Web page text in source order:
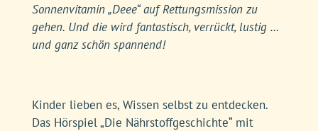
Sonnenvitamin „Deee“ auf Rettungsmission zu
gehen. Und die wird fantastisch, verrückt, lustig …
und ganz schön spannend!
Kinder lieben es, Wissen selbst zu entdecken.
Das Hörspiel „Die Nährstoffgeschichte“ mit